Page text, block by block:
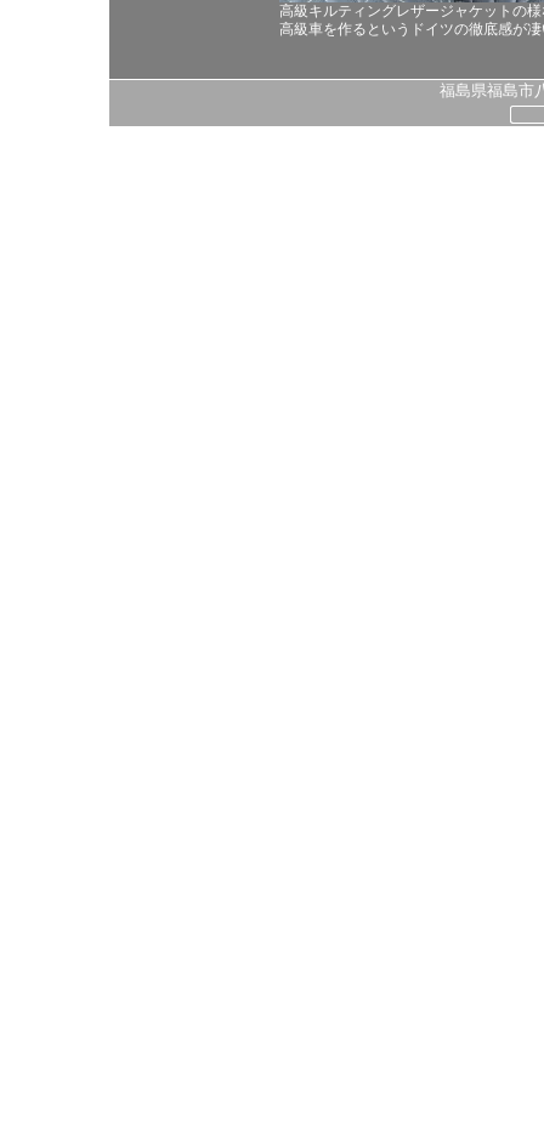
高級キルティングレザージャケットの
高級車を作るというドイツの徹底感が
福島県福島市